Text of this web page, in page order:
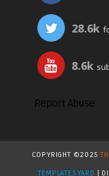
28.6k
8.6k
Report Abuse
COPYRIGHT ©2025
TEMPLATESYARD
|